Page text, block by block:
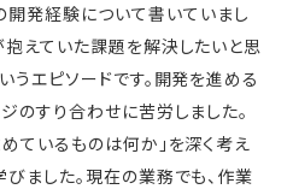
開発経験について書いていまし
えていた課題を解決したいと思
うエピソードです。開発を進める
のすり合わせに苦労しました。
ているものは何か」を深く考え
ました。現在の業務でも、作業